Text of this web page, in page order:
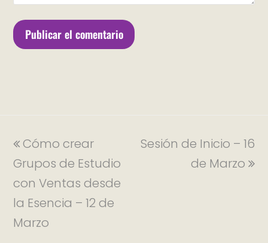
Cómo crear
Grupos de Estudio
con Ventas desde
la Esencia – 12 de
Marzo
Sesión de Inicio – 16
de Marzo